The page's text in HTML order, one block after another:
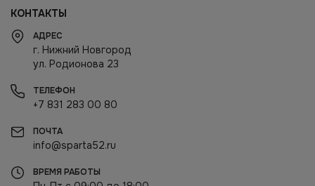
КОНТАКТЫ
АДРЕС
г. Нижний Новгород
ул. Родионова 23
ТЕЛЕФОН
+7 831 283 00 80
ПОЧТА
info@sparta52.ru
ВРЕМЯ РАБОТЫ